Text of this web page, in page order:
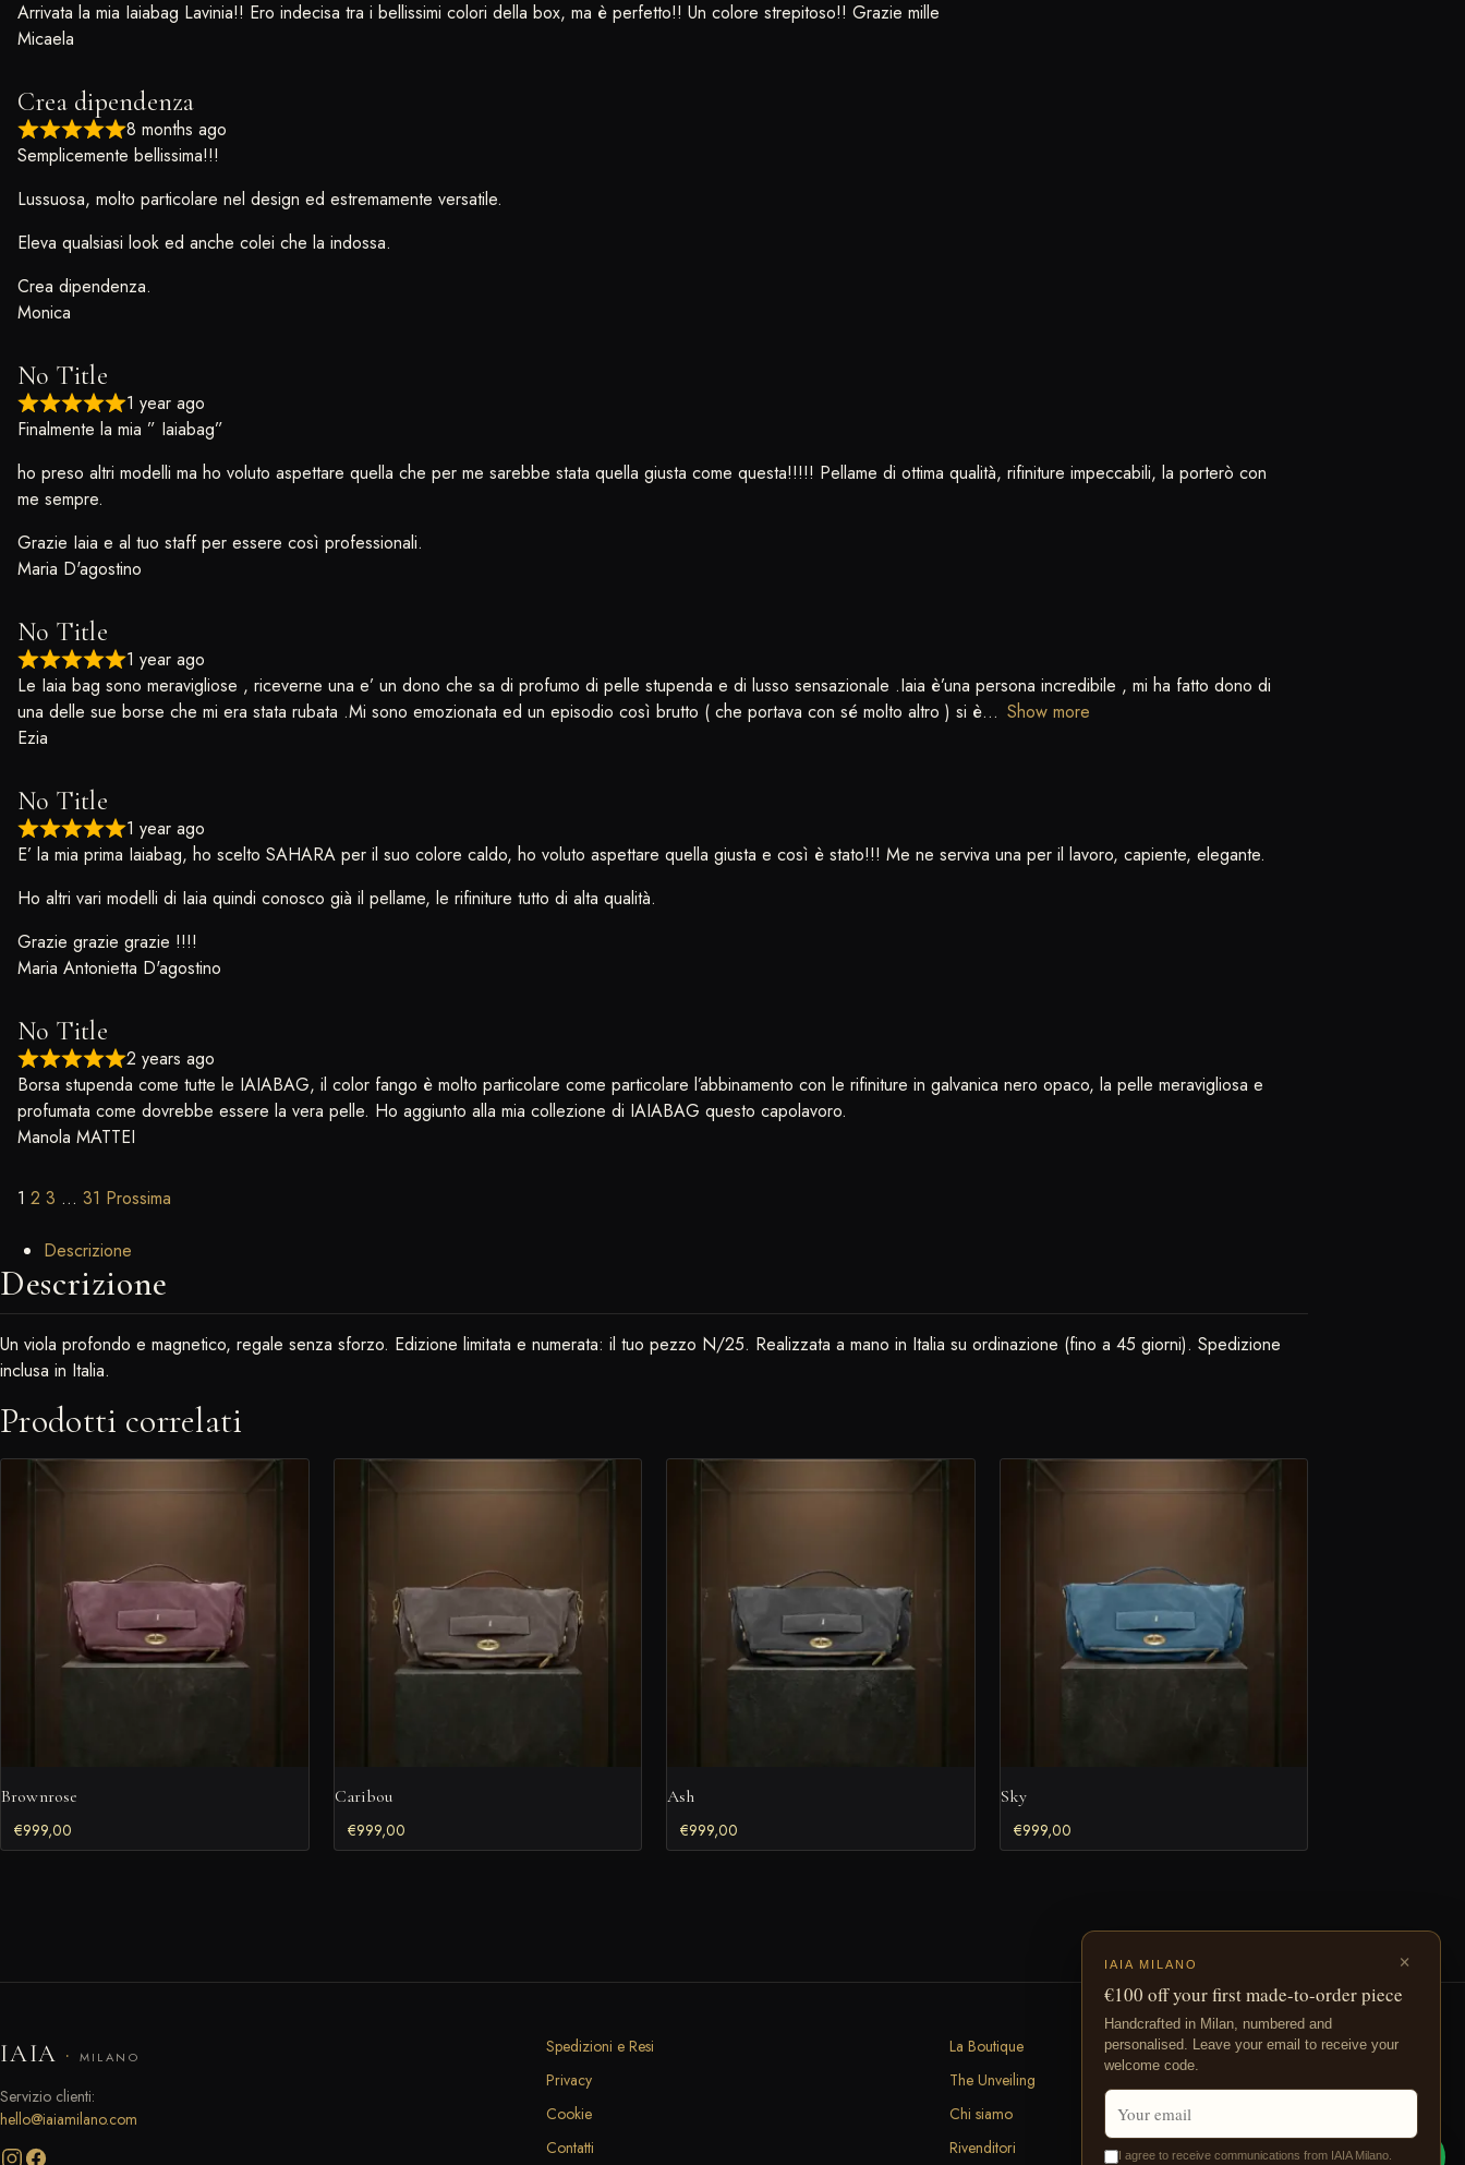
Arrivata la mia Iaiabag Lavinia!! Ero indecisa tra i bellissimi colori della box, ma è perfetto!! Un colore strepitoso!! Grazie mille
Micaela
Crea dipendenza
8 months ago
Semplicemente bellissima!!!
Lussuosa, molto particolare nel design ed estremamente versatile.
Eleva qualsiasi look ed anche colei che la indossa.
Crea dipendenza.
Monica
No Title
1 year ago
Finalmente la mia ” Iaiabag”
ho preso altri modelli ma ho voluto aspettare quella che per me sarebbe stata quella giusta come questa!!!!! Pellame di ottima qualità, rifiniture impeccabili, la porterò con
me sempre.
Grazie Iaia e al tuo staff per essere così professionali.
Maria D'agostino
No Title
1 year ago
Le Iaia bag sono meravigliose , riceverne una e’ un dono che sa di profumo di pelle stupenda e di lusso sensazionale .Iaia è’una persona incredibile , mi ha fatto dono di
una delle sue borse che mi era stata rubata .Mi sono emozionata ed un episodio così brutto ( che portava con sé molto altro ) si è
Show more
Ezia
No Title
1 year ago
E’ la mia prima Iaiabag, ho scelto SAHARA per il suo colore caldo, ho voluto aspettare quella giusta e così è stato!!! Me ne serviva una per il lavoro, capiente, elegante.
Ho altri vari modelli di Iaia quindi conosco già il pellame, le rifiniture tutto di alta qualità.
Grazie grazie grazie !!!!
Maria Antonietta D'agostino
No Title
2 years ago
Borsa stupenda come tutte le IAIABAG, il color fango è molto particolare come particolare l’abbinamento con le rifiniture in galvanica nero opaco, la pelle meravigliosa e
profumata come dovrebbe essere la vera pelle. Ho aggiunto alla mia collezione di IAIABAG questo capolavoro.
Manola MATTEI
Site Reviews navigation
Page
1 Page
2 Page
3 … Page
31 Prossima
Descrizione
Descrizione
Un viola profondo e magnetico, regale senza sforzo. Edizione limitata e numerata: il tuo pezzo N/25. Realizzata a mano in Italia su ordinazione (fino a 45 giorni). Spedizione
inclusa in Italia.
Prodotti correlati
Brownrose
€999,00
Caribou
€999,00
Ash
€999,00
Sky
€999,00
IAIA · MILANO
Servizio clienti:
hello@iaiamilano.com
Spedizioni e Resi
Privacy
Cookie
Contatti
La Boutique
The Unveiling
Chi siamo
Rivenditori
×
IAIA MILANO
€100 off your first made-to-order piece
Handcrafted in Milan, numbered and
personalised. Leave your email to receive your
welcome code.
I agree to receive communications from IAIA Milano.